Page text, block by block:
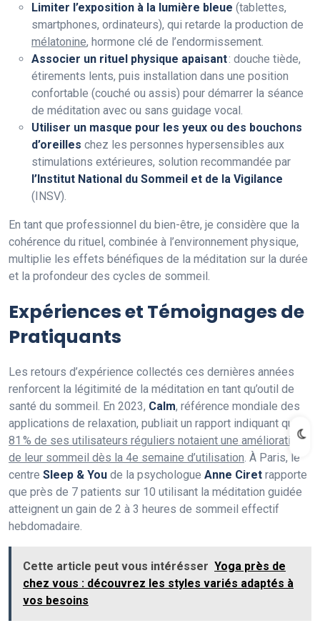
Limiter l’exposition à la lumière bleue (tablettes,
smartphones, ordinateurs), qui retarde la production de
mélatonine, hormone clé de l’endormissement.
Associer un rituel physique apaisant: douche tiède,
étirements lents, puis installation dans une position
confortable (couché ou assis) pour démarrer la séance
de méditation avec ou sans guidage vocal.
Utiliser un masque pour les yeux ou des bouchons
d’oreilles chez les personnes hypersensibles aux
stimulations extérieures, solution recommandée par
l’Institut National du Sommeil et de la Vigilance
(INSV).
En tant que professionnel du bien-être, je considère que la
cohérence du rituel, combinée à l’environnement physique,
multiplie les effets bénéfiques de la méditation sur la durée
et la profondeur des cycles de sommeil.
Expériences et Témoignages de
Pratiquants
Les retours d’expérience collectés ces dernières années
renforcent la légitimité de la méditation en tant qu’outil de
santé du sommeil. En 2023, Calm, référence mondiale des
applications de relaxation, publiait un rapport indiquant que
81 % de ses utilisateurs réguliers notaient une amélioration
de leur sommeil dès la 4e semaine d’utilisation. À Paris, le
centre Sleep & You de la psychologue Anne Ciret rapporte
que près de 7 patients sur 10 utilisant la méditation guidée
atteignent un gain de 2 à 3 heures de sommeil effectif
hebdomadaire.
Cette article peut vous intérésser Yoga près de
chez vous : découvrez les styles variés adaptés à
vos besoins